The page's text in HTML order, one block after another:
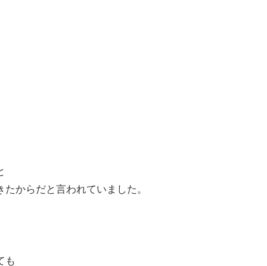
からだと言われていました。
も